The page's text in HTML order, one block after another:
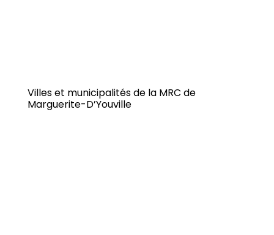
Villes et municipalités de la MRC de
Marguerite-D’Youville